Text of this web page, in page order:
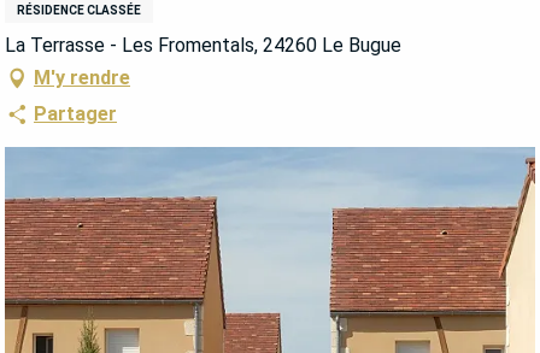
RÉSIDENCE CLASSÉE
La Terrasse - Les Fromentals, 24260 Le Bugue
M'y rendre
Partager